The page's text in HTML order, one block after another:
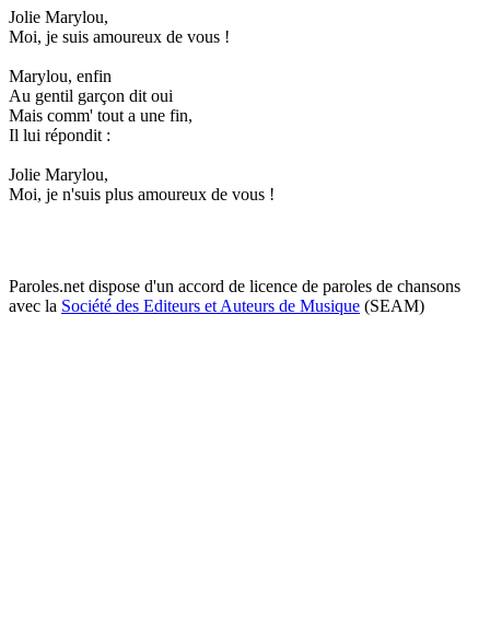
Jolie Marylou,
Moi, je suis amoureux de vous !
Marylou, enfin
Au gentil garçon dit oui
Mais comm' tout a une fin,
Il lui répondit :
Jolie Marylou,
Moi, je n'suis plus amoureux de vous !
Paroles.net dispose d'un accord de licence de paroles de chansons
avec la Société des Editeurs et Auteurs de Musique (SEAM)